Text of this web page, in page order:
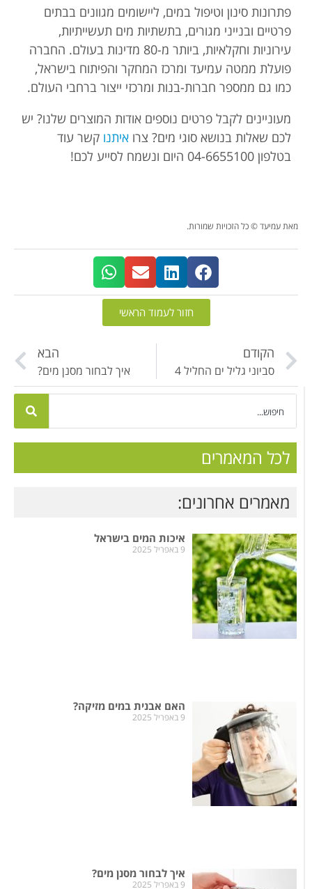
פתרונות סינון וטיפול במים, ליישומים מגוונים בבתים
פרטיים ובנייני מגורים, בתשתיות מים תעשייתיות,
עירוניות וחקלאיות, ביותר מ-80 מדינות בעולם. החברה
פועלת ממטה עמיעד ומרכז המחקר והפיתוח בישראל,
כמו גם ממספר חברות-בנות ומרכזי ייצור ברחבי העולם.
מעוניינים לקבל פרטים נוספים אודות המוצרים שלנו? יש
לכם שאלות בנושא סוגי מים? צרו איתנו קשר עוד
בטלפון 04-6655100 היום ונשמח לסייע לכם!
מאת עמיעד © כל הזכויות שמורות.
חזור לעמוד הראשי
הקודם
סביוני גליל ים החליל 4
הבא
איך לבחור מסנן מים?
לכל המאמרים
מאמרים אחרונים:
איכות המים בישראל
9 באפריל 2025
האם אבנית במים מזיקה?
9 באפריל 2025
איך לבחור מסנן מים?
9 באפריל 2025